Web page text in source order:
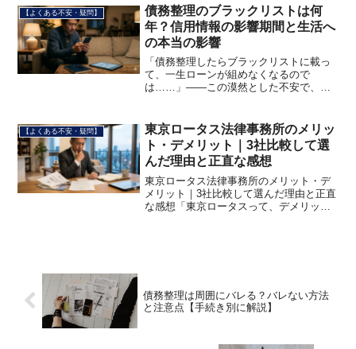
を始めて本当に良かったと思っていま
す。この記事では、債務...
【よくある不安・疑問】
債務整理のブラックリストは何
年？信用情報の影響期間と生活へ
の本当の影響
「債務整理したらブラックリストに載っ
て、一生ローンが組めなくなるので
は……」——この漠然とした不安で、手
めない、車も買えない——そんなイメー
ジから、「一生終わりだ」と感...
【よくある不安・疑問】
東京ロータス法律事務所のメリッ
ト・デメリット｜3社比較して選
んだ理由と正直な感想
東京ロータス法律事務所のメリット・デ
メリット｜3社比較して選んだ理由と正直
な感想「東京ロータスって、デメリット
債務整理は周囲にバレる？バレない方法
と注意点【手続き別に解説】